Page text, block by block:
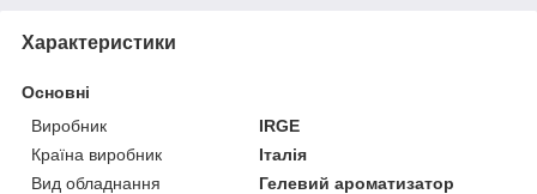
Характеристики
Основні
Виробник
IRGE
Країна виробник
Італія
Вид обладнання
Гелевий ароматизатор